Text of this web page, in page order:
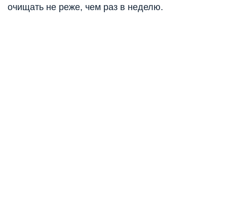
очищать не реже, чем раз в неделю.